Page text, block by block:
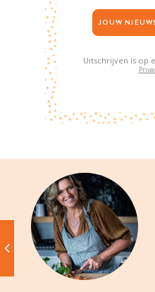
Uitschrijven is op